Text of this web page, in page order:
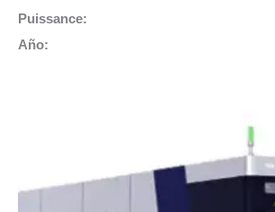
Puissance:
Año: